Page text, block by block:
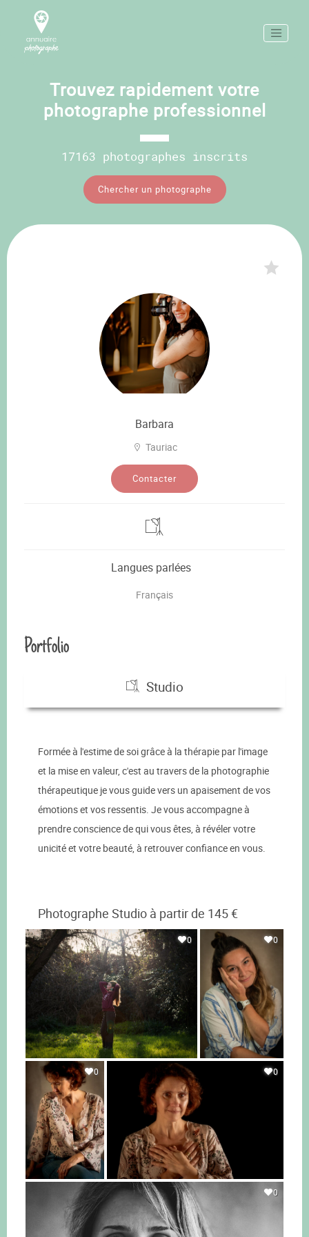
Trouvez rapidement votre
photographe professionnel
17163 photographes inscrits
Chercher un photographe
Barbara
Tauriac
Contacter
Langues parlées
Français
Portfolio
Studio
Formée à l'estime de soi grâce à la thérapie par l'image
et la mise en valeur, c'est au travers de la photographie
thérapeutique je vous guide vers un apaisement de vos
émotions et vos ressentis. Je vous accompagne à
prendre conscience de qui vous êtes, à révéler votre
unicité et votre beauté, à retrouver confiance en vous.
Photographe Studio à partir de 145 €
0 0
0 0
0